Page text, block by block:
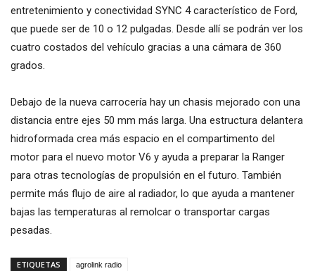
entretenimiento y conectividad SYNC 4 característico de Ford,
que puede ser de 10 o 12 pulgadas. Desde allí se podrán ver los
cuatro costados del vehículo gracias a una cámara de 360
grados.
Debajo de la nueva carrocería hay un chasis mejorado con una
distancia entre ejes 50 mm más larga. Una estructura delantera
hidroformada crea más espacio en el compartimento del
motor para el nuevo motor V6 y ayuda a preparar la Ranger
para otras tecnologías de propulsión en el futuro. También
permite más flujo de aire al radiador, lo que ayuda a mantener
bajas las temperaturas al remolcar o transportar cargas
pesadas.
ETIQUETAS agrolink radio